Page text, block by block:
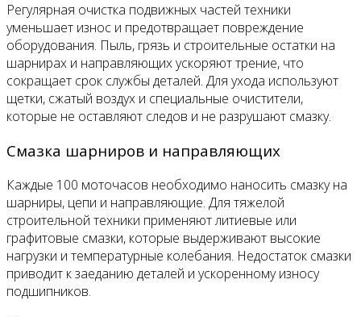
Регулярная очистка подвижных частей техники
уменьшает износ и предотвращает повреждение
оборудования. Пыль, грязь и строительные остатки на
шарнирах и направляющих ускоряют трение, что
сокращает срок службы деталей. Для ухода используют
щетки, сжатый воздух и специальные очистители,
которые не оставляют следов и не разрушают смазку.
Смазка шарниров и направляющих
Каждые 100 моточасов необходимо наносить смазку на
шарниры, цепи и направляющие. Для тяжелой
строительной техники применяют литиевые или
графитовые смазки, которые выдерживают высокие
нагрузки и температурные колебания. Недостаток смазки
приводит к заеданию деталей и ускоренному износу
подшипников.